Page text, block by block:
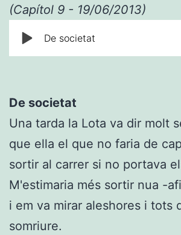
(Capítol 9 - 19/06/2013)
De societat
De societat
Una tarda la Lota va dir molt
que ella el que no faria de
sortir al carrer si no portava
M'estimaria més sortir nua -
i em va mirar aleshores i tots
somriure.